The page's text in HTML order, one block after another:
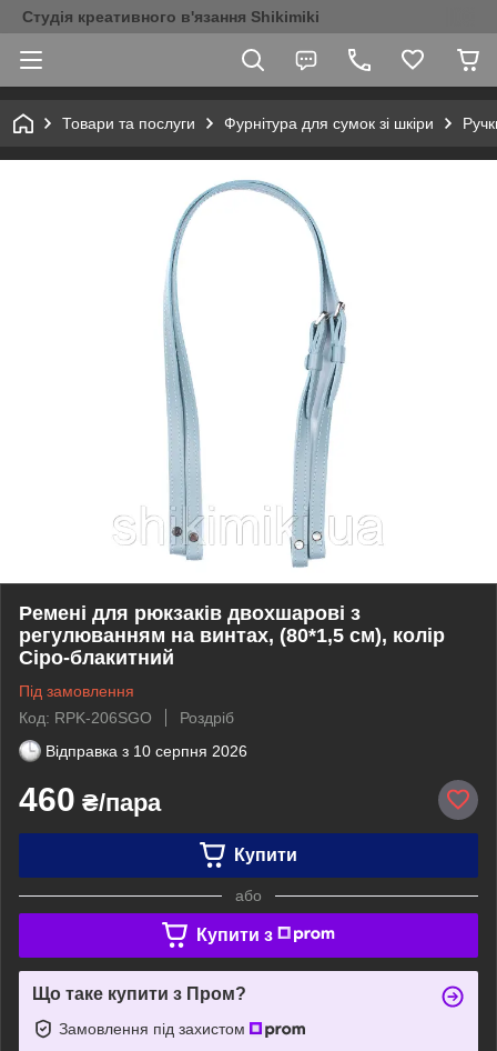
Студія креативного в'язання Shikimiki
Товари та послуги Фурнітура для сумок зі шкіри
Ремені для рюкзаків двохшарові з
регулюванням на винтах, (80*1,5 см), колір
Сіро-блакитний
Під замовлення
Код: RPK-206SGO
Роздріб
Відправка з 10 серпня 2026
460 ₴/пара
Купити
або
Купити з
Що таке купити з Пром?
Замовлення під захистом